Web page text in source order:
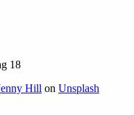
Hill on Unsplash